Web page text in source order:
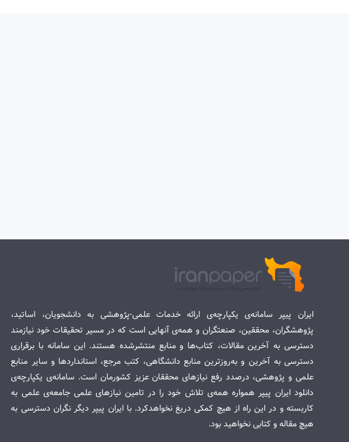
ایران پیپر سامانه‌ی یکپارچه‌ی ارائه خدمات علمی-پژوهشی به دانشجویان، اساتید،
پژوهشگران، محققین، صنعتگران و همه‌ی آنهایی است که در مسیر تحقیقات خود نیازمند
دسترسی به آخرین مقالات، کتاب‌ها و منابع منتشرشده هستند. این سامانه با برقراری
دسترسی به آخرین و به‌روزترین منابع دانشگاهی، کتب مرجع، استانداردها و سایر منابع
علمی و پژوهشی، درصدد رفع نیازهای محققان عزیز کشورمان است. سامانه‌ی یکپارچه‌ی
دانلود ایران پیپر همواره همه‌ی تلاش خود را در تامین نیازهای علمی جامعه‌ی علمی به
کاربسته و در این راه از هیچ کمکی دریغ نخواهدکرد. با ایران پیپر دیگر نگران دسترسی به
هیچ مقاله و کتابی نخواهید بود.